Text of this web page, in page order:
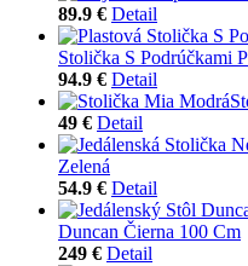
89.9 € Detail
Stolička S Podrúčkami
94.9 € Detail
49 € Detail
Zelená
54.9 € Detail
Duncan Čierna 100 Cm
249 € Detail